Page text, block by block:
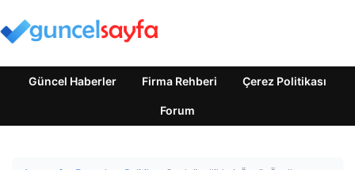
Güncel Haberler Firma Rehberi Çerez Politikası
Forum